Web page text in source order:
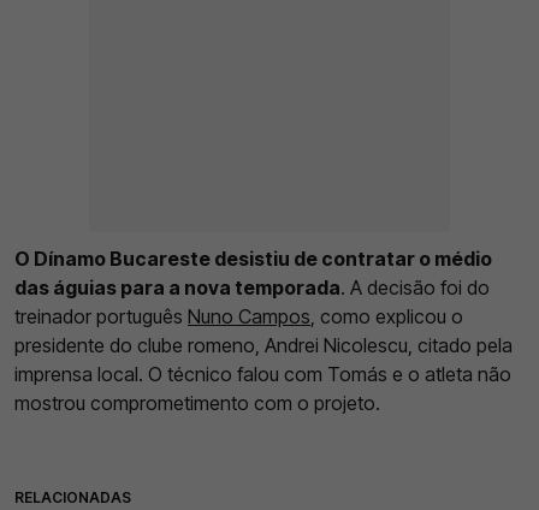
O Dínamo Bucareste desistiu de contratar o médio
das águias para a nova temporada. A decisão foi do
treinador português Nuno Campos , como explicou o
presidente do clube romeno, Andrei Nicolescu, citado pela
imprensa local. O técnico falou com Tomás e o atleta não
mostrou comprometimento com o projeto.
RELACIONADAS